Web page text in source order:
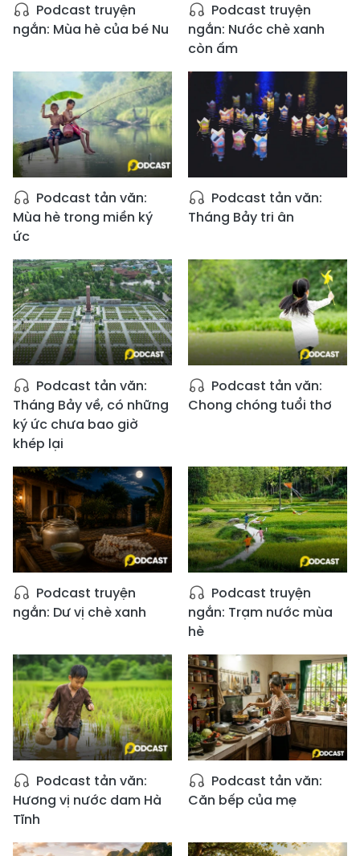
Podcast truyện
ngắn: Mùa hè của bé Nu
Podcast truyện
ngắn: Nước chè xanh
còn ấm
Podcast tản văn:
Mùa hè trong miền ký
ức
Podcast tản văn:
Tháng Bảy tri ân
Podcast tản văn:
Tháng Bảy về, có những
ký ức chưa bao giờ
khép lại
Podcast tản văn:
Chong chóng tuổi thơ
Podcast truyện
ngắn: Dư vị chè xanh
Podcast truyện
ngắn: Trạm nước mùa
hè
Podcast tản văn:
Hương vị nước dam Hà
Tĩnh
Podcast tản văn:
Căn bếp của mẹ